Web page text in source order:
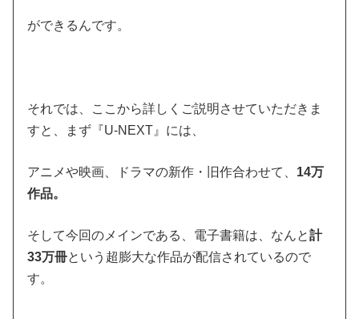
ができるんです。
それでは、ここから詳しくご説明させていただきま
すと、まず『U-NEXT』には、
アニメや映画、ドラマの新作・旧作合わせて、 14万
作品。
そして今回のメインである、電子書籍は、なんと計
33万冊という超膨大な作品が配信されているので
す。